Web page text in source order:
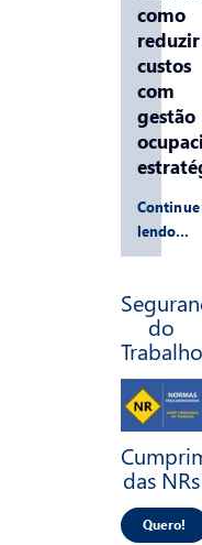
como
reduzir
custos
com
gestão
Continue
lendo…
do
Trabalho
das NRs
Quero!